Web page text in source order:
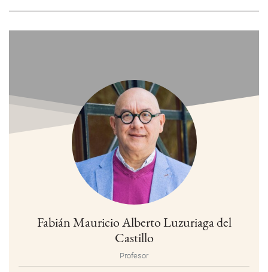
Fabián Mauricio Alberto Luzuriaga del
Castillo
Profesor